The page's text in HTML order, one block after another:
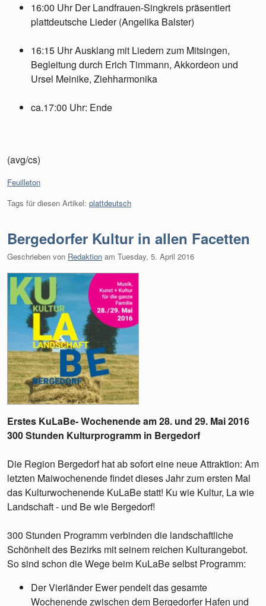
16:00 Uhr Der Landfrauen-Singkreis präsentiert
plattdeutsche Lieder (Angelika Balster)
16:15 Uhr Ausklang mit Liedern zum Mitsingen,
Begleitung durch Erich Timmann, Akkordeon und
Ursel Meinike, Ziehharmonika
ca.17:00 Uhr: Ende
(avg/cs)
Kategorien:
Feuilleton
Tags für diesen Artikel: plattdeutsch
Bergedorfer Kultur in allen Facetten
Geschrieben von Redaktion am Tuesday, 5. April 2016
Erstes KuLaBe- Wochenende am 28. und 29. Mai 2016
300 Stunden Kulturprogramm in Bergedorf
Die Region Bergedorf hat ab sofort eine neue Attraktion: Am
letzten Maiwochenende findet dieses Jahr zum ersten Mal
das Kulturwochenende KuLaBe statt! Ku wie Kultur, La wie
Landschaft - und Be wie Bergedorf!
300 Stunden Programm verbinden die landschaftliche
Schönheit des Bezirks mit seinem reichen Kulturangebot.
So sind schon die Wege beim KuLaBe selbst Programm:
Der Vierländer Ewer pendelt das gesamte
Wochenende zwischen dem Bergedorfer Hafen und